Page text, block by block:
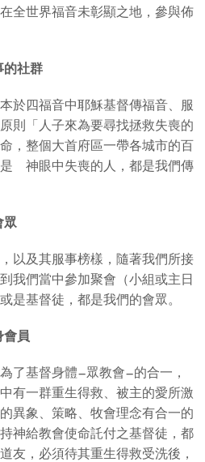
全世界福音未彰顯之地，參與佈
的社群
於四福音中耶穌基督傳福音、服
則「人子來為要尋找拯救失喪的
，整個大首府區一帶各城市的百
神眼中失喪的人，都是我們傳
眾
以及其服事榜樣，隨著我們所接
我們當中參加聚會（小組或主日
是基督徒，都是我們的會眾。
會員
了基督身體—眾教會—的合一，
有一群重生得救、被主的愛所激
異象、策略、牧會理念有合一的
神給教會使命託付之基督徒，都
友，必須待其重生得救受洗後，